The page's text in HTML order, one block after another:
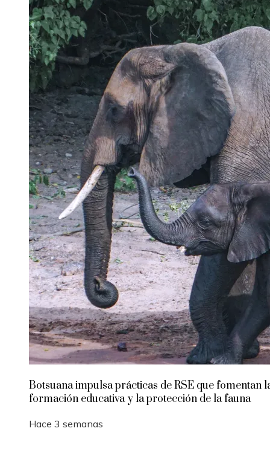
Botsuana impulsa prácticas de RSE que fomentan
formación educativa y la protección de la fauna
Hace 3 semanas